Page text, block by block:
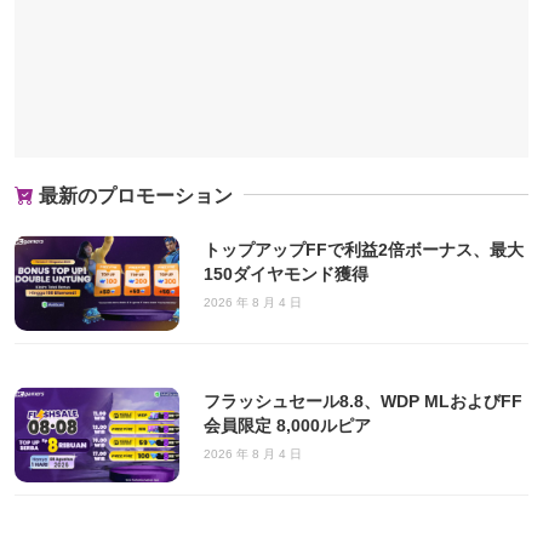
最新のプロモーション
トップアップFFで利益2倍ボーナス、最大
150ダイヤモンド獲得
2026 年 8 月 4 日
フラッシュセール8.8、WDP MLおよびFF
会員限定 8,000ルピア
2026 年 8 月 4 日